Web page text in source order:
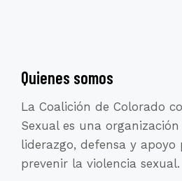
en
la
Quienes somos
La Coalición de Colorado
Sexual es una
liderazgo, defensa y
prevenir la violencia sexual.